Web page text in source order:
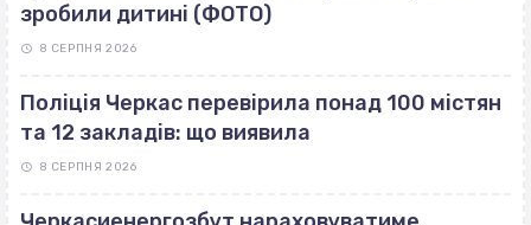
зробили дитині (ФОТО)
8 СЕРПНЯ 2026
Поліція Черкас перевірила понад 100 містян
та 12 закладів: що виявила
8 СЕРПНЯ 2026